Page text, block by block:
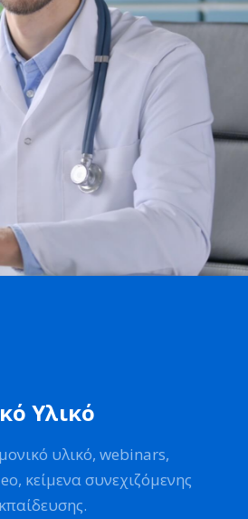
Υλικό
υλικό, webinars,
κείμενα συνεχιζόμενης